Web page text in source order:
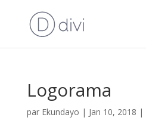
Logorama
par Ekundayo | Jan 10, 2018 |